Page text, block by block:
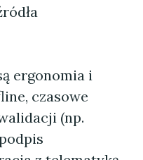
ergonomia i
czasowe
(np.